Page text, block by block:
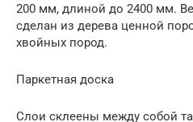
200 мм, длиной до 2400 мм.
сделан из дерева ценной
хвойных пород.
Паркетная доска
Слои склеены между собой